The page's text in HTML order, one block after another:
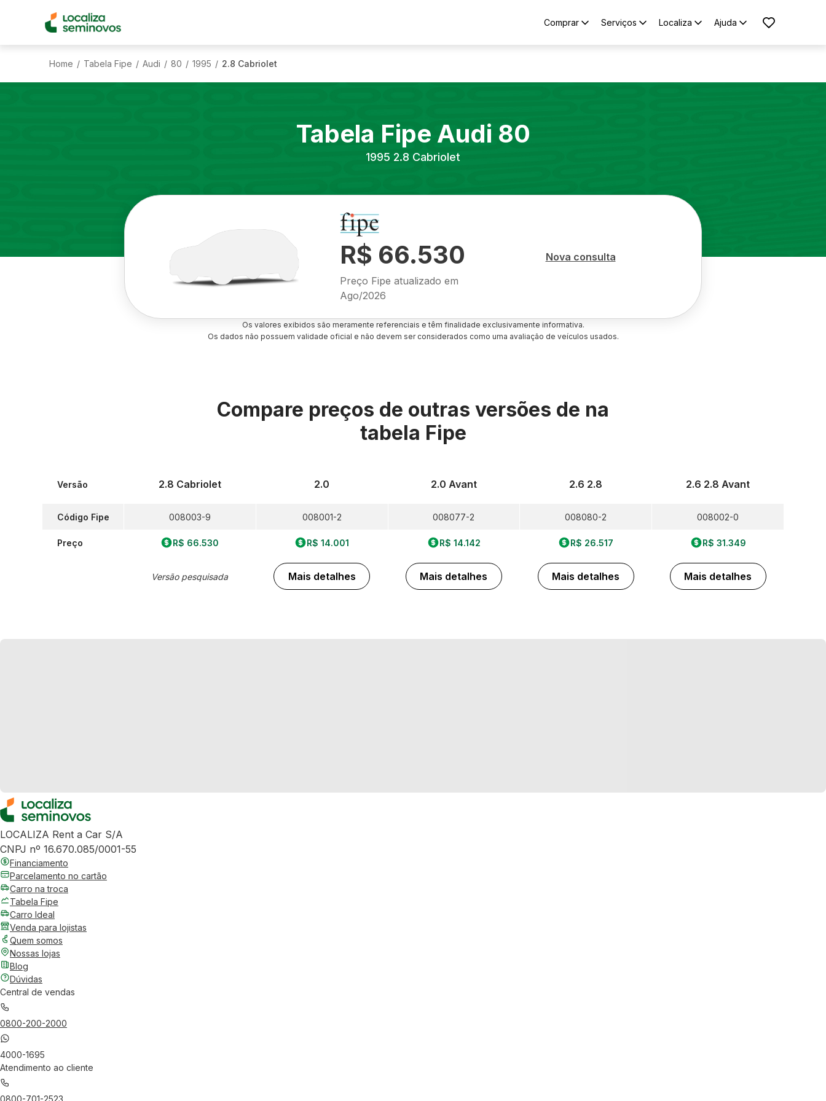
Comprar Serviços Localiza Ajuda
Home / Tabela Fipe / Audi / 80 / 1995 / 2.8 Cabriolet
Tabela Fipe Audi 80
1995 2.8 Cabriolet
R$ 66.530
Preço Fipe atualizado em
Ago/2026
Nova consulta
Os valores exibidos são meramente referenciais e têm finalidade exclusivamente informativa.
Os dados não possuem validade oficial e não devem ser considerados como uma avaliação de veículos usados.
Compare preços de outras versões de na
tabela Fipe
Versão
Código Fipe
Preço
2.8 Cabriolet
008003-9
R$ 66.530
Versão pesquisada
2.0
008001-2
R$ 14.001
Mais detalhes
2.0 Avant
008077-2
R$ 14.142
Mais detalhes
2.6 2.8
008080-2
R$ 26.517
Mais detalhes
2.6 2.8 Avant
008002-0
R$ 31.349
Mais detalhes
LOCALIZA Rent a Car S/A
CNPJ nº 16.670.085/0001-55
Financiamento
Parcelamento no cartão
Carro na troca
Tabela Fipe
Carro Ideal
Venda para lojistas
Quem somos
Nossas lojas
Blog
Dúvidas
Central de vendas
0800-200-2000
4000-1695
Atendimento ao cliente
0800-701-2523